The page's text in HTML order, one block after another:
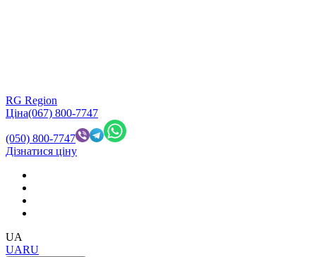
RG Region
Ціна(067) 800-7747
(050) 800-7747
Дізнатися ціну
UA
UARU